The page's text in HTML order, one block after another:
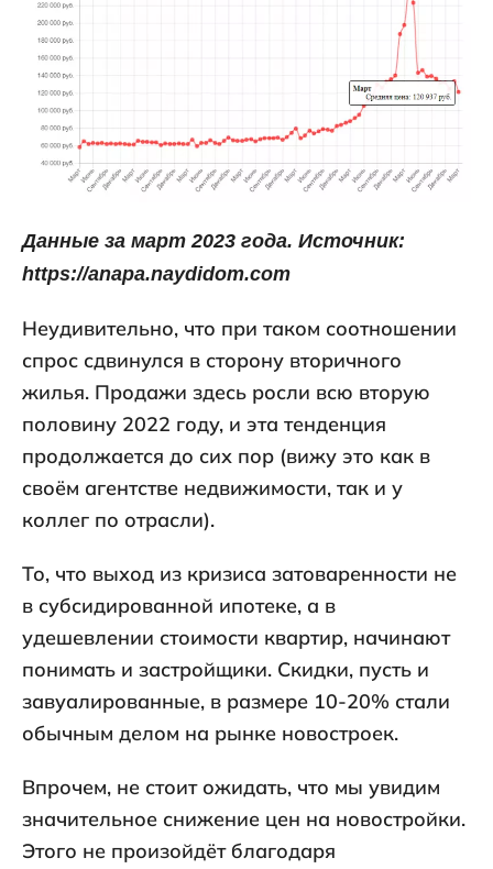
Данные за март 2023 года. Источник:
https://anapa.naydidom.com
Неудивительно, что при таком соотношении
спрос сдвинулся в сторону вторичного
жилья. Продажи здесь росли всю вторую
половину 2022 году, и эта тенденция
продолжается до сих пор (вижу это как в
своём агентстве недвижимости, так и у
коллег по отрасли).
То, что выход из кризиса затоваренности не
в субсидированной ипотеке, а в
удешевлении стоимости квартир, начинают
понимать и застройщики. Скидки, пусть и
завуалированные, в размере 10-20% стали
обычным делом на рынке новостроек.
Впрочем, не стоит ожидать, что мы увидим
значительное снижение цен на новостройки.
Этого не произойдёт благодаря